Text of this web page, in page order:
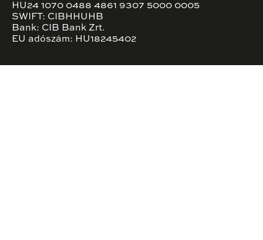
HU24 1070 0488 4861 9307 5000 0005
SWIFT: CIBHHUHB
Bank: CIB Bank Zrt.
EU adószám: HU18245402